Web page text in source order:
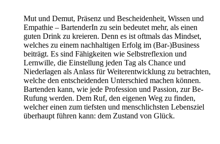
Mut und Demut, Präsenz und Bescheidenheit, Wissen und
Empathie – BartenderIn zu sein bedeutet mehr, als einen
guten Drink zu kreieren. Denn es ist oftmals das Mindset,
welches zu einem nachhaltigen Erfolg im (Bar-)Business
beiträgt. Es sind Fähigkeiten wie Selbstreflexion und
Lernwille, die Einstellung jeden Tag als Chance und
Niederlagen als Anlass für Weiterentwicklung zu betrachten,
welche den entscheidenden Unterschied machen können.
Bartenden kann, wie jede Profession und Passion, zur Be-
Rufung werden. Dem Ruf, den eigenen Weg zu finden,
welcher einen zum tiefsten und menschlichsten Lebensziel
überhaupt führen kann: dem Zustand von Glück.